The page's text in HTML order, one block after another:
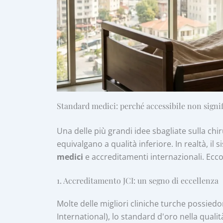
Standard medici: perché accessibile non
Una delle più grandi idee sbagliate sulla
equivalgano a qualità inferiore. In realtà, il
medici e accreditamenti internazionali.
1. Accreditamento JCI: un segno di eccellenza
Molte delle migliori cliniche turche
International), lo standard d'oro nella